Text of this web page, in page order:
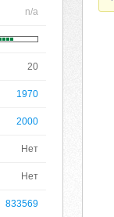
n/a
20
1970
2000
Нет
Нет
833569